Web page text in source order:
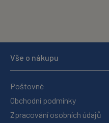
Vše o nákupu
Poštovné
Obchodní podmínky
Zpracování osobních údajů